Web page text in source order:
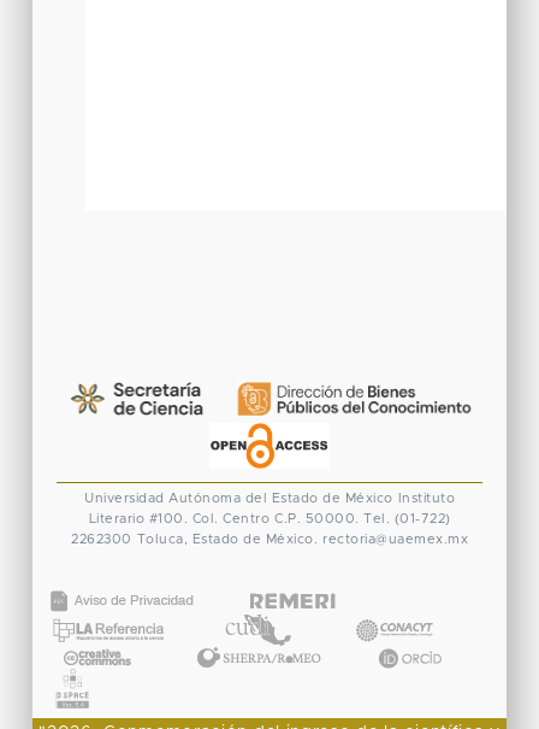
Universidad Autónoma del Estado de México
Instituto
Literario #100. Col. Centro C.P. 50000. Tel. (01-722)
2262300 Toluca, Estado de México. rectoria@uaemex.mx